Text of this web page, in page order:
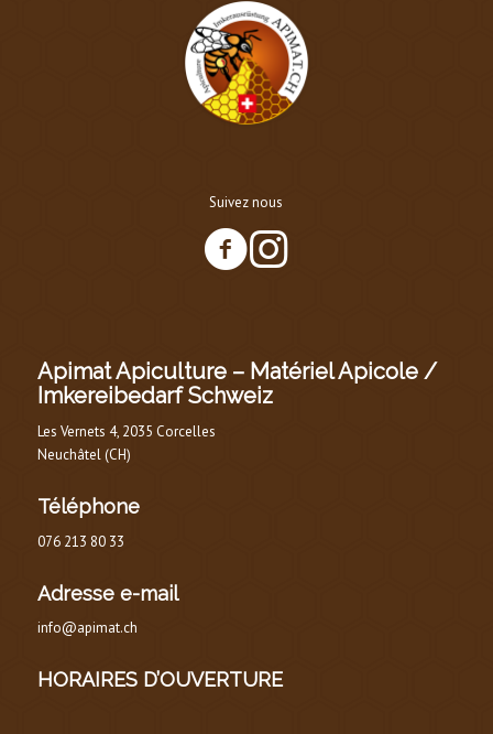
Suivez nous
Apimat Apiculture – Matériel Apicole /
Imkereibedarf Schweiz
Les Vernets 4, 2035 Corcelles
Neuchâtel (CH)
Téléphone
076 213 80 33
Adresse e-mail
info@apimat.ch
HORAIRES D’OUVERTURE